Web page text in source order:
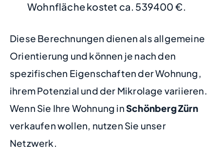
Wohnfläche kostet ca. 539400 €.
Diese Berechnungen dienen als allgemeine
Orientierung und können je nach den
spezifischen Eigenschaften der Wohnung,
ihrem Potenzial und der Mikrolage variieren.
Wenn Sie Ihre Wohnung inSchönberg Zürn
verkaufen wollen, nutzen Sie unser
Netzwerk.